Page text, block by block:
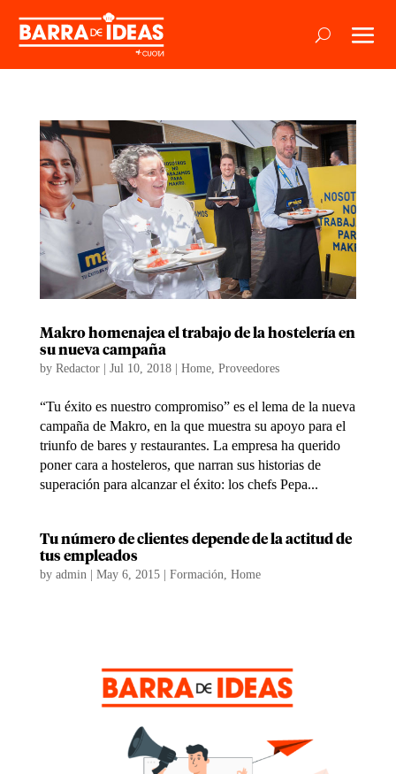
Makro homenajea el trabajo de la hostelería en
su nueva campaña
by Redactor| Jul 10, 2018| Home, Proveedores
“Tu éxito es nuestro compromiso” es el lema de la nueva
campaña de Makro, en la que muestra su apoyo para el
triunfo de bares y restaurantes. La empresa ha querido
poner cara a hosteleros, que narran sus historias de
superación para alcanzar el éxito: los chefs Pepa...
Tu número de clientes depende de la actitud de
tus empleados
by admin | May 6, 2015| Formación Home